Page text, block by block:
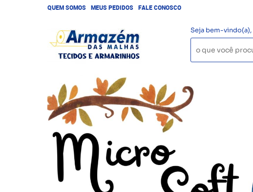
QUEM SOMOS MEUS PEDIDOS FALE CONOSCO
Seja bem-vindo(a),